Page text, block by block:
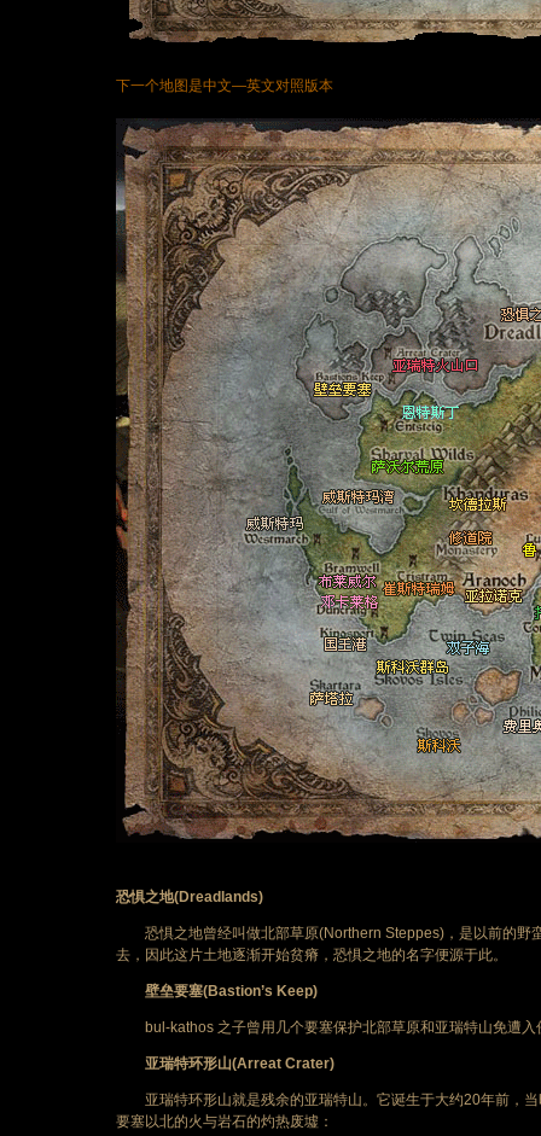
下一个地图是中文—英文对照版本
恐惧之地(Dreadlands)
恐惧之地曾经叫做北部草原(Northern Steppes)，是以前的野
去，因此这片土地逐渐开始贫瘠，恐惧之地的名字便源于此。
壁垒要塞(Bastion’s Keep)
bul-kathos 之子曾用几个要塞保护北部草原和亚瑞特山免遭入
亚瑞特环形山(Arreat Crater)
亚瑞特环形山就是残余的亚瑞特山。它诞生于大约20年前，当
要塞以北的火与岩石的灼热废墟：